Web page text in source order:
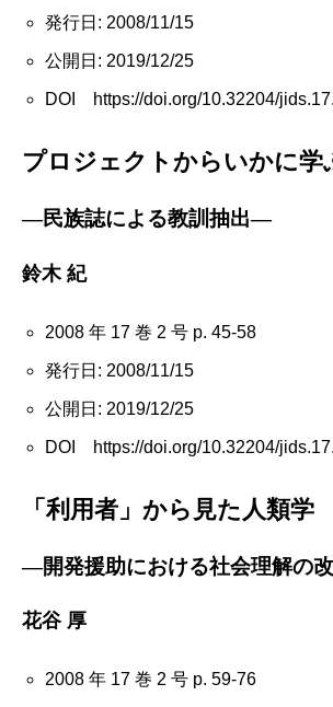
発行日: 2008/11/15
公開日: 2019/12/25
DOI https://doi.org/10.32204/
プロジェクトからいかに学
―民族誌による教訓抽出―
鈴木 紀
2008 年 17 巻 2 号 p. 45-58
発行日: 2008/11/15
公開日: 2019/12/25
DOI https://doi.org/10.32204/
「利用者」から見た人類学
―開発援助における社会理解の
花谷 厚
2008 年 17 巻 2 号 p. 59-76